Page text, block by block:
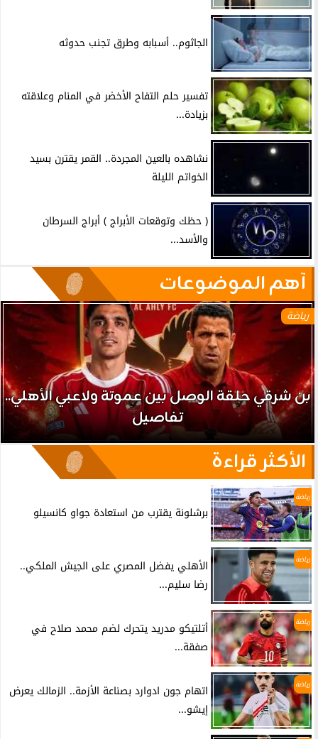
الجاثوم.. أسبابه وطرق تجنب حدوثه
تفسير حلم التفاح الأخضر في المنام وعلاقته
بزيادة...
نشاهده بالعين المجردة.. القمر يقترن بسيد
الخواتم الليلة
( حظك وتوقعات الأبراج ) أبراج السرطان
والأسد...
آهم الموضوعات
رياضة
بن شرقي حلقة الوصل بين عموتة ولاعبي الأهلي..
تفاصيل
الأكثر قراءة
رياضة
برشلونة يقترب من استعادة جواو كانسيلو
رياضة
الأهلي يفضل المصري على الجيش الملكي..
رضا سليم...
رياضة
أتلتيكو مدريد يتحرك لضم محمد صلاح في
صفقة...
رياضة
اتهام جون ادوارد بصناعة الأزمة.. الزمالك يعرض
إيشو...